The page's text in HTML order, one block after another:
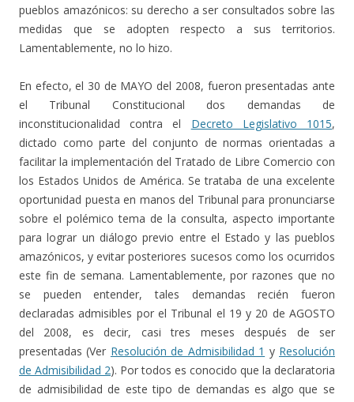
pueblos amazónicos: su derecho a ser consultados sobre las
medidas que se adopten respecto a sus territorios.
Lamentablemente, no lo hizo.
En efecto, el 30 de MAYO del 2008, fueron presentadas ante
el Tribunal Constitucional dos demandas de
inconstitucionalidad contra el Decreto Legislativo 1015,
dictado como parte del conjunto de normas orientadas a
facilitar la implementación del Tratado de Libre Comercio con
los Estados Unidos de América. Se trataba de una excelente
oportunidad puesta en manos del Tribunal para pronunciarse
sobre el polémico tema de la consulta, aspecto importante
para lograr un diálogo previo entre el Estado y las pueblos
amazónicos, y evitar posteriores sucesos como los ocurridos
este fin de semana. Lamentablemente, por razones que no
se pueden entender, tales demandas recién fueron
declaradas admisibles por el Tribunal el 19 y 20 de AGOSTO
del 2008, es decir, casi tres meses después de ser
presentadas (Ver Resolución de Admisibilidad 1 y Resolución
de Admisibilidad 2). Por todos es conocido que la declaratoria
de admisibilidad de este tipo de demandas es algo que se